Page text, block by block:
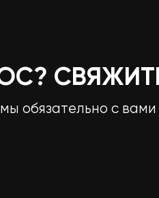
обязательно с вами